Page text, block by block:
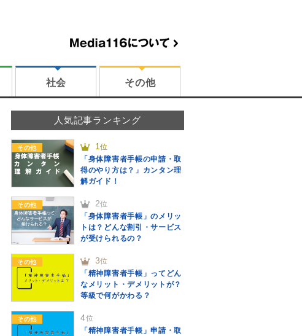
社会 その他
人気記事ランキング
その他 1位
「身体障害者手帳の申請・取
得のやり方は？」カンタン理
解ガイド！
その他 2位
「身体障害者手帳」のメリッ
トは？どんな割引・サービス
が受けられるの？
その他 3位
「精神障害者手帳」ってどん
なメリット・デメリットが？
等級で何がかわる？
その他 4位
「精神障害者手帳」申請・取